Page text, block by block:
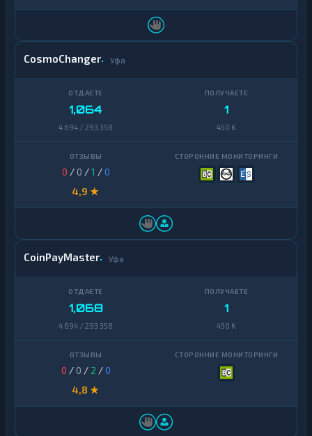
CosmoChanger Уфа
1,064
4 694 / 293 358
1
450 K
0 / 0 /1 /0
4,9 ★
CoinPayMaster Уфа
1,068
4 694 / 293 358
1
450 K
0 / 0 / 2 /0
4,8 ★